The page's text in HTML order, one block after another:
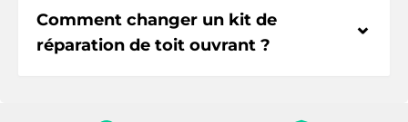
Comment changer un kit de
réparation de toit ouvrant ?
⌃